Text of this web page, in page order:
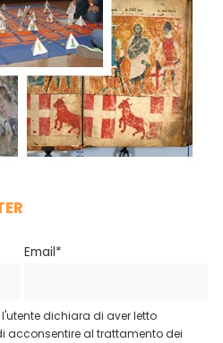
Email*
dichiara di aver letto
acconsentire al trattamento dei